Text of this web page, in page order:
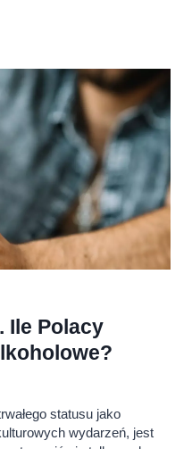
Ile Polacy
statusu jako
wydarzeń, jest